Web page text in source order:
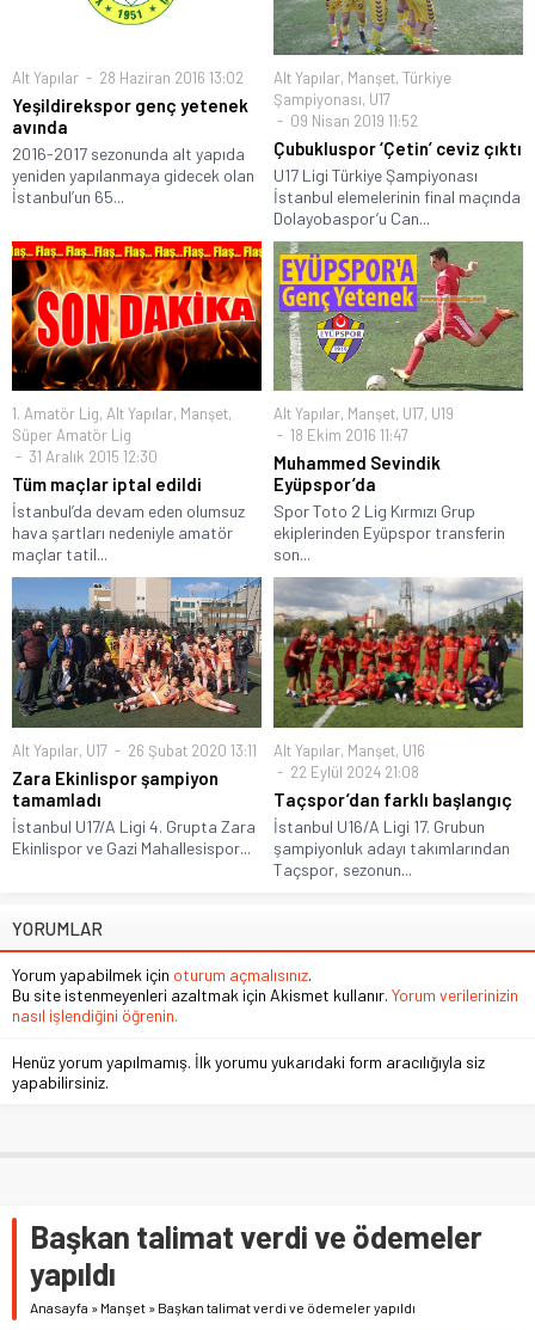
Alt Yapılar 28 Haziran 2016 13:02
Yeşildirekspor genç yetenek
avında
2016-2017 sezonunda alt yapıda
yeniden yapılanmaya gidecek olan
İstanbul’un 65...
Alt Yapılar, Manşet, Türkiye
Şampiyonası, U17
09 Nisan 2019 11:52
Çubukluspor ‘Çetin’ ceviz çıktı
U17 Ligi Türkiye Şampiyonası
İstanbul elemelerinin final maçında
Dolayobaspor’u Can...
1. Amatör Lig, Alt Yapılar, Manşet,
Süper Amatör Lig
31 Aralık 2015 12:30
Tüm maçlar iptal edildi
İstanbul’da devam eden olumsuz
hava şartları nedeniyle amatör
maçlar tatil...
Alt Yapılar, Manşet, U17, U19
18 Ekim 2016 11:47
Muhammed Sevindik
Eyüpspor’da
Spor Toto 2 Lig Kırmızı Grup
ekiplerinden Eyüpspor transferin
son...
Alt Yapılar, U17 26 Şubat 2020 13:11
Zara Ekinlispor şampiyon
tamamladı
İstanbul U17/A Ligi 4. Grupta Zara
Ekinlispor ve Gazi Mahallesispor...
Alt Yapılar, Manşet, U16
22 Eylül 2024 21:08
Taçspor’dan farklı başlangıç
İstanbul U16/A Ligi 17. Grubun
şampiyonluk adayı takımlarından
Taçspor, sezonun...
YORUMLAR
Yorum yapabilmek için oturum açmalısınız.
Bu site istenmeyenleri azaltmak için Akismet kullanır. Yorum verilerinizin
nasıl işlendiğini öğrenin.
Henüz yorum yapılmamış. İlk yorumu yukarıdaki form aracılığıyla siz
yapabilirsiniz.
Başkan talimat verdi ve ödemeler
yapıldı
Anasayfa » Manşet » Başkan talimat verdi ve ödemeler yapıldı